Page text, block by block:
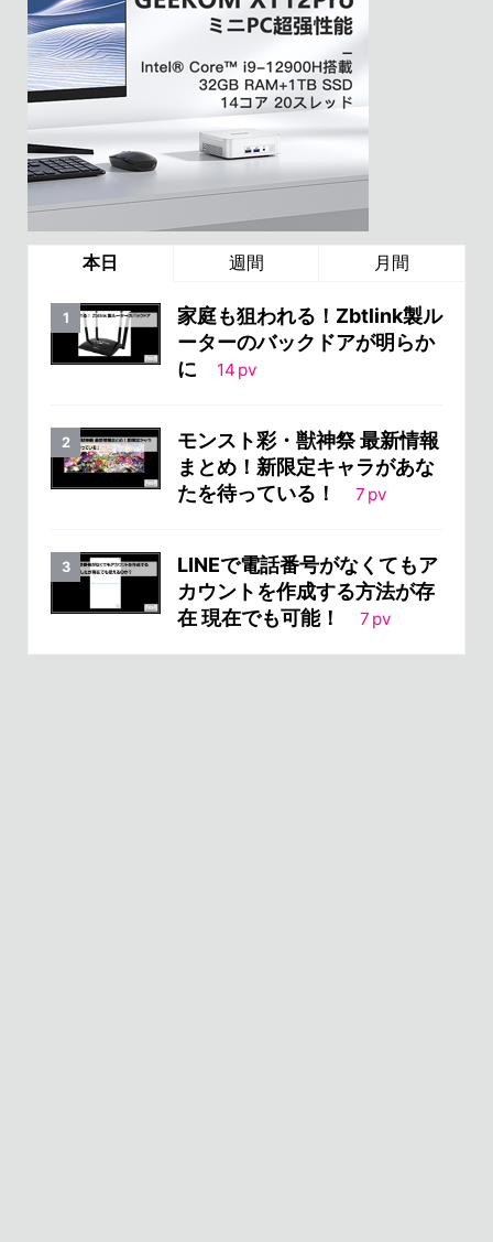
本日 週間 月間
家庭も狙われる！Zbtlink製ル
ーターのバックドアが明らか
に
14 pv
モンスト彩・獣神祭 最新情報
まとめ！新限定キャラがあな
たを待っている！
7 pv
LINEで電話番号がなくてもア
カウントを作成する方法が存
在 現在でも可能！
7 pv